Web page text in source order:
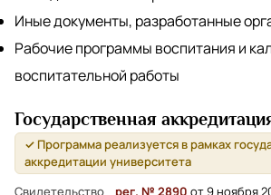
Иные документы, разработанные
Рабочие программы воспитания и
воспитательной работы
Государственная
✓ Программа реализуется в рамках
аккредитации университета
Свидетельство
рег. № 2890 от 9 ноября